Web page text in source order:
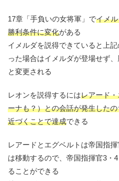
17章「手負いの女将軍」でイメ
勝利条件に変化がある
イメルダを説得できていると上
った場合はイメルダが登場せず
と変更される
レオンを説得するにはレアード
ーナも？）との会話が発生した
近づくことで達成できる
レアードとエグベルトは帝国指
は移動するので、帝国指揮官3・
ることができる